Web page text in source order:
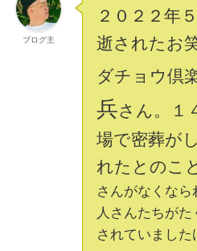
ブログ主
２０２２年
逝されたお
ダチョウ倶
兵さん。１
場で密葬が
れたとのこ
さんがなくな
人さんたちが
されていまし